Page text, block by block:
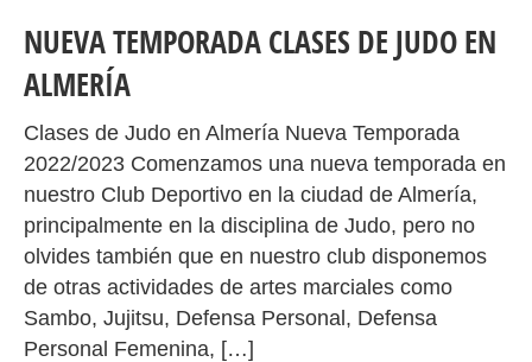
NUEVA TEMPORADA CLASES DE JUDO EN
ALMERÍA
Clases de Judo en Almería Nueva Temporada
2022/2023 Comenzamos una nueva temporada en
nuestro Club Deportivo en la ciudad de Almería,
principalmente en la disciplina de Judo, pero no
olvides también que en nuestro club disponemos
de otras actividades de artes marciales como
Sambo, Jujitsu, Defensa Personal, Defensa
Personal Femenina, […]